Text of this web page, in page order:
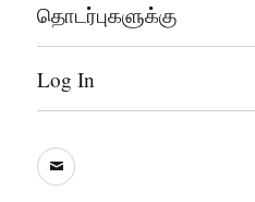
தொடர்புகளுக்கு
Log In
sooddram@gmail.com